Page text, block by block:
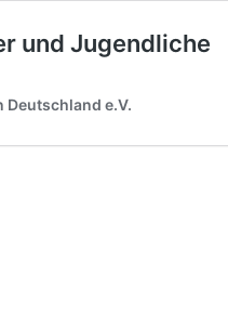
und Jugendliche
Deutschland e.V.